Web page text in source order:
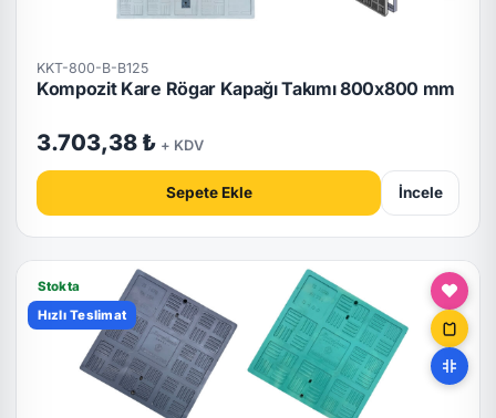
KKT-800-B-B125
Kompozit Kare Rögar Kapağı Takımı 800x800 mm
3.703,38 ₺ + KDV
Sepete Ekle İncele
Stokta
Hızlı Teslimat